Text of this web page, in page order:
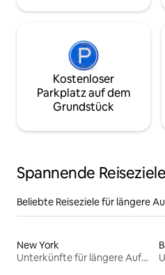
Kostenloser
Parkplatz auf dem
Grundstück
Spannende Reiseziele
Beliebte Reiseziele für längere
New York
Unterkünfte für längere Aufenthalte